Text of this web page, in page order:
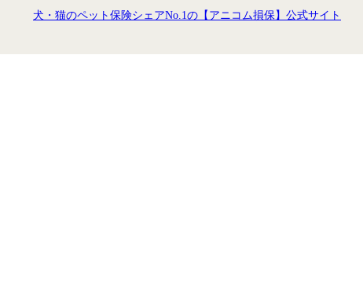
犬・猫のペット保険シェアNo.1の【アニコム損保】公式サイト